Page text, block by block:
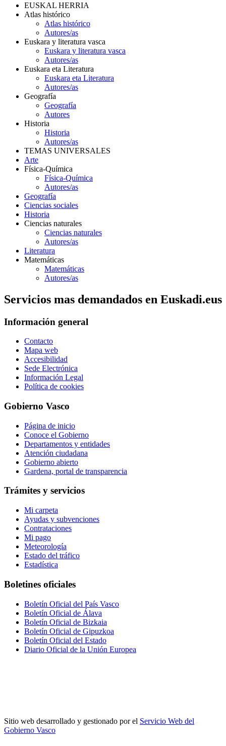
EUSKAL HERRIA
Atlas histórico
Atlas histórico
Autores/as
Euskara y literatura vasca
Euskara y literatura vasca
Autores/as
Euskara eta Literatura
Euskara eta Literatura
Autores/as
Geografía
Geografía
Autores
Historia
Historia
Autores/as
TEMAS UNIVERSALES
Arte
Física-Química
Física-Química
Autores/as
Geografía
Ciencias sociales
Historia
Ciencias naturales
Ciencias naturales
Autores/as
Literatura
Matemáticas
Matemáticas
Autores/as
Servicios mas demandados en Euskadi.eus
Información general
Contacto
Mapa web
Accesibilidad
Sede Electrónica
Información Legal
Política de cookies
Gobierno Vasco
Página de inicio
Conoce el Gobierno
Departamentos y entidades
Atención ciudadana
Gobierno abierto
Gardena, portal de transparencia
Trámites y servicios
Mi carpeta
Ayudas y subvenciones
Contrataciones
Mi pago
Meteorología
Estado del tráfico
Estadística
Boletines oficiales
Boletín Oficial del País Vasco
Boletín Oficial de Álava
Boletín Oficial de Bizkaia
Boletín Oficial de Gipuzkoa
Boletín Oficial del Estado
Diario Oficial de la Unión Europea
Sitio web desarrollado y gestionado por el Servicio Web del
Gobierno Vasco